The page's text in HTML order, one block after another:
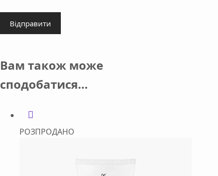
Відправити
Вам також може
сподобатися…
РОЗПРОДАНО